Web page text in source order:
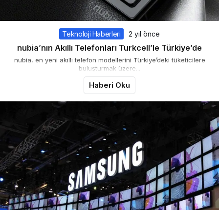
Teknoloji Haberleri 2 yıl önce
nubia’nın Akıllı Telefonları Turkcell’le Türkiye’de
nubia, en yeni akıllı telefon modellerini Türkiye’deki tüketicilere
buluşturmak üzere...
Haberi Oku